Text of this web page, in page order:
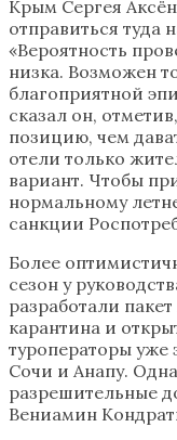
Крым Сергея
отправиться туда
«Вероятность
низка. Возможен
благоприятной
сказал он,
позицию, чем
отели только
вариант. Чтобы
нормальному
санкции
Более
сезон у
разработали
карантина и
туроператоры
Сочи и Анапу.
разрешительные
Вениамин